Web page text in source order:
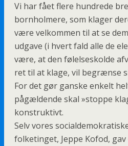
Vi har fået flere hundrede
bornholmere, som klager
være velkommen til at se
udgave (i hvert fald alle de
være, at den følelseskolde
ret til at klage, vil begrænse
For det gør ganske enkelt
pågældende skal »stoppe
konstruktivt.
Selv vores
folketinget, Jeppe Kofod,